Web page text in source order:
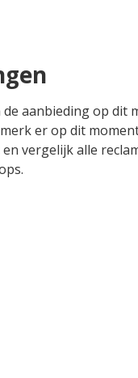
aanbieding op dit
er op dit
vergelijk alle